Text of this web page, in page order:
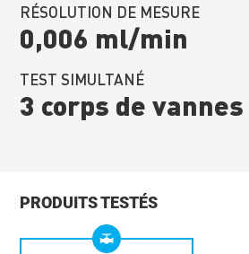
RÉSOLUTION DE MESURE
0,006 ml/min
TEST SIMULTANÉ
3 corps de vannes
PRODUITS TESTÉS